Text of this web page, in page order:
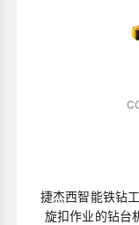
捷杰西智能铁钻
旋扣作业的钻台